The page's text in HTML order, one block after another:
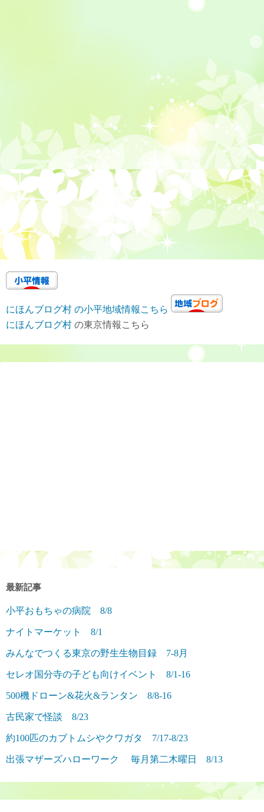
にほんブログ村 の小平地域情報こちら
にほんブログ村 の東京情報こちら
最新記事
小平おもちゃの病院 8/8
ナイトマーケット 8/1
みんなでつくる東京の野生生物目録 7-8月
セレオ国分寺の子ども向けイベント 8/1-16
500機ドローン&花火&ランタン 8/8-16
古民家で怪談 8/23
約100匹のカブトムシやクワガタ 7/17-8/23
出張マザーズハローワーク 毎月第二木曜日 8/13